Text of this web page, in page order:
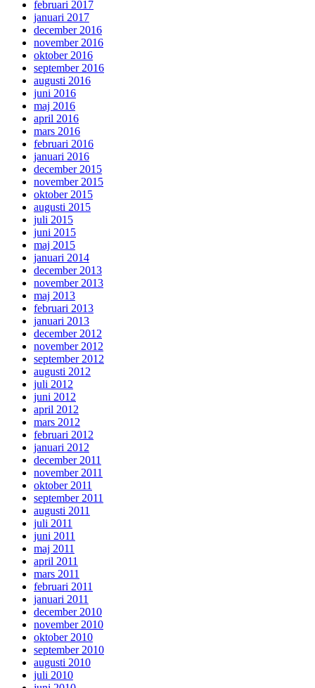
februari 2017
januari 2017
december 2016
november 2016
oktober 2016
september 2016
augusti 2016
juni 2016
maj 2016
april 2016
mars 2016
februari 2016
januari 2016
december 2015
november 2015
oktober 2015
augusti 2015
juli 2015
juni 2015
maj 2015
januari 2014
december 2013
november 2013
maj 2013
februari 2013
januari 2013
december 2012
november 2012
september 2012
augusti 2012
juli 2012
juni 2012
april 2012
mars 2012
februari 2012
januari 2012
december 2011
november 2011
oktober 2011
september 2011
augusti 2011
juli 2011
juni 2011
maj 2011
april 2011
mars 2011
februari 2011
januari 2011
december 2010
november 2010
oktober 2010
september 2010
augusti 2010
juli 2010